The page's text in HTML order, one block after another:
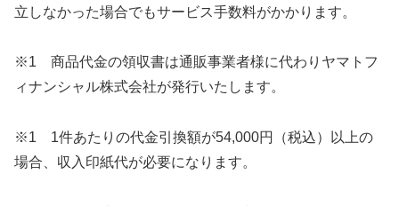
立しなかった場合でもサービス手数料がかかります。
※1 商品代金の領収書は通販事業者様に代わりヤマトフ
ィナンシャル株式会社が発行いたします。
※1 1件あたりの代金引換額が54,000円（税込）以上の
場合、収入印紙代が必要になります。